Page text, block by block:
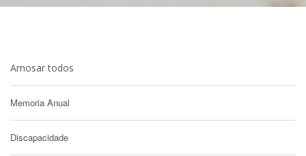
Amosar todos
Memoria Anual
Discapacidade